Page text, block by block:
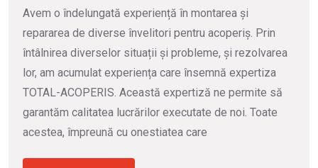
Avem o îndelungată experiență în montarea și
repararea de diverse învelitori pentru acoperiș. Prin
întâlnirea diverselor situații și probleme, și rezolvarea
lor, am acumulat experiența care însemnă expertiza
TOTAL-ACOPERIS. Această expertiză ne permite să
garantăm calitatea lucrărilor executate de noi. Toate
acestea, împreună cu onestiatea care